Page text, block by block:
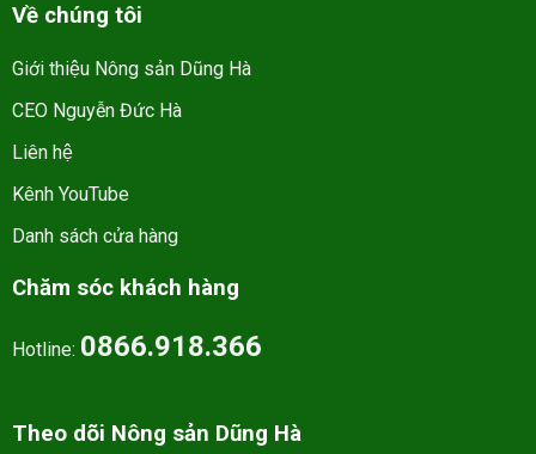
Về chúng tôi
Giới thiệu Nông sản Dũng Hà
CEO Nguyễn Đức Hà
Liên hệ
Kênh YouTube
Danh sách cửa hàng
Chăm sóc khách hàng
Hotline: 0866.918.366
Theo dõi Nông sản Dũng Hà